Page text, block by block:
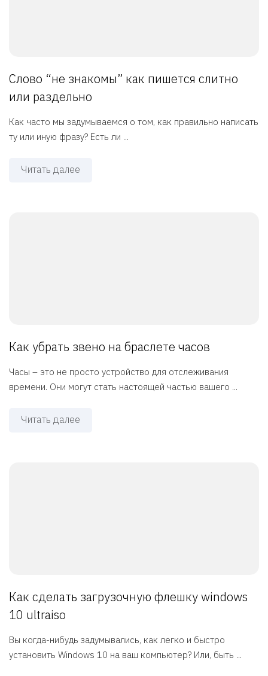
Слово “не знакомы” как пишется слитно
или раздельно
Как часто мы задумываемся о том, как правильно написать
ту или иную фразу? Есть ли ...
Читать далее
Как убрать звено на браслете часов
Часы – это не просто устройство для отслеживания
времени. Они могут стать настоящей частью вашего ...
Читать далее
Как сделать загрузочную флешку windows
10 ultraiso
Вы когда-нибудь задумывались, как легко и быстро
установить Windows 10 на ваш компьютер? Или, быть ...